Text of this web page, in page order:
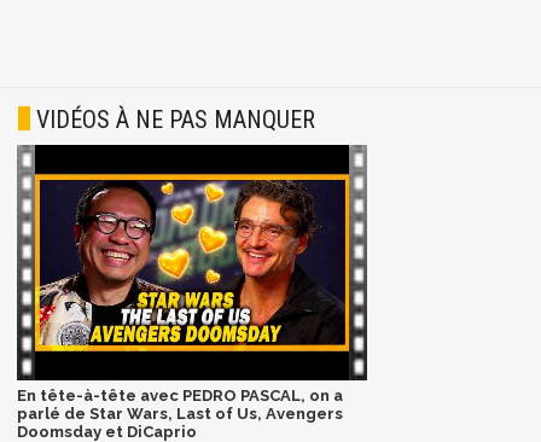
VIDÉOS À NE PAS MANQUER
En tête-à-tête avec PEDRO PASCAL, on a
parlé de Star Wars, Last of Us, Avengers
Doomsday et DiCaprio